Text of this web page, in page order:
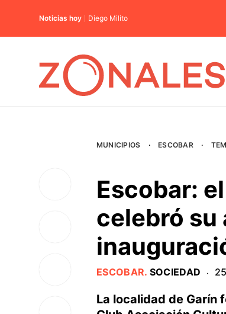
Noticias hoy Diego Milito
MUNICIPIOS · ESCOBAR ·
Escobar:
celebró su
ESCOBAR. SOCIEDAD ·
La localidad de Garín